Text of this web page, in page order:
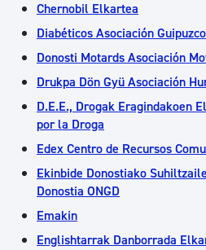
Chernobil Elkartea
Diabéticos Asociación
Donosti Motards Asociación
Drukpa Dön Gyü Asociación
D.E.E., Drogak Eragindakoen
por la Droga
Edex Centro de Recursos
Ekinbide Donostiako
Donostia ONGD
Emakin
Englishtarrak Danborrada